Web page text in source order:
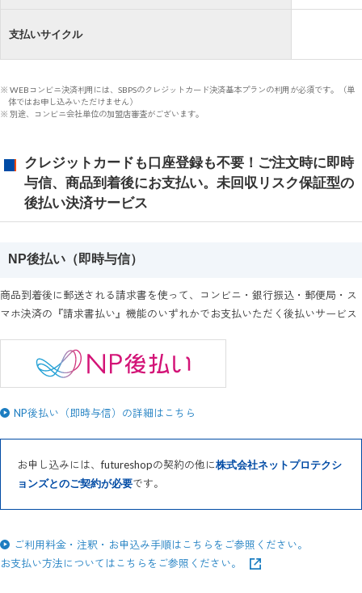
支払いサイクル
※ WEBコンビニ決済利用には、SBPSのクレジットカード決済基本プランの利用が必須です。（単
体ではお申し込みいただけません）
※ 別途、コンビニ会社単位の加盟店審査がございます。
クレジットカードも口座登録も不要！ご注文時に即時
与信、商品到着後にお支払い。未回収リスク保証型の
後払い決済サービス
NP後払い（即時与信）
商品到着後に郵送される請求書を使って、コンビニ・銀行振込・郵便局・ス
マホ決済の『請求書払い』機能のいずれかでお支払いただく後払いサービス
NP後払い（即時与信）の詳細はこちら
お申し込みには、futureshopの契約の他に株式会社ネットプロテクシ
ョンズとのご契約が必要です。
ご利用料金・注釈・お申込み手順はこちらをご参照ください。
お支払い方法についてはこちらをご参照ください。